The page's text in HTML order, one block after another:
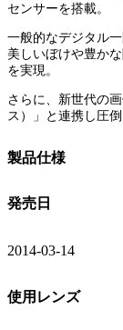
センサーを搭載。
一般的なデジタル
美しいぼけや豊か
を実現。
さらに、新世代の
ス）」と連携し圧
製品仕様
発売日
2014-03-14
使用レンズ